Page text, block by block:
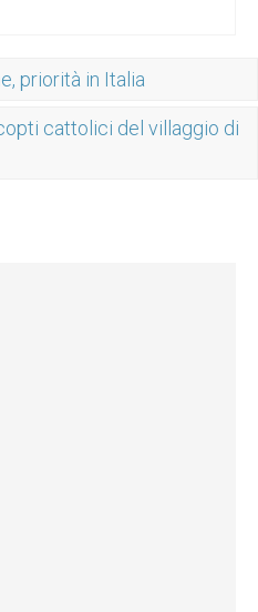
priorità in Italia
cattolici del villaggio di